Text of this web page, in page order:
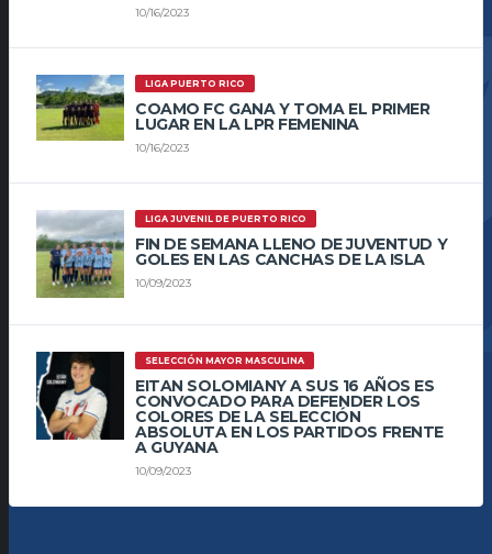
10/16/2023
LIGA PUERTO RICO
COAMO FC GANA Y TOMA EL PRIMER
LUGAR EN LA LPR FEMENINA
10/16/2023
LIGA JUVENIL DE PUERTO RICO
FIN DE SEMANA LLENO DE JUVENTUD Y
GOLES EN LAS CANCHAS DE LA ISLA
10/09/2023
SELECCIÓN MAYOR MASCULINA
EITAN SOLOMIANY A SUS 16 AÑOS ES
CONVOCADO PARA DEFENDER LOS
COLORES DE LA SELECCIÓN
ABSOLUTA EN LOS PARTIDOS FRENTE
A GUYANA
10/09/2023